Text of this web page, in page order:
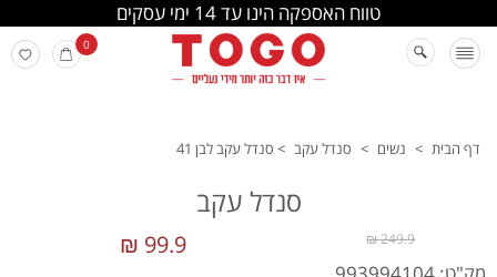
החלפה והחזרה מתבצעת בסניפי הרשת
0
דף הבית > נשים > סנדל עקב > סנדל עקב לבן 41
סנדל עקב
99.9 ₪ 249.9 ₪